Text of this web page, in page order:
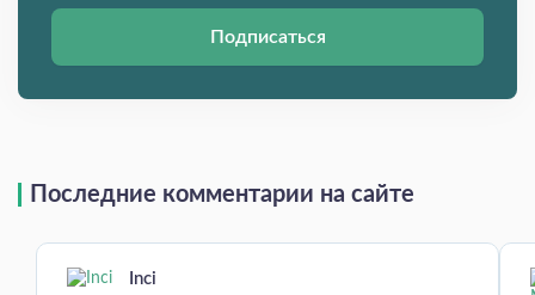
Подписаться
Последние комментарии на сайте
Inci